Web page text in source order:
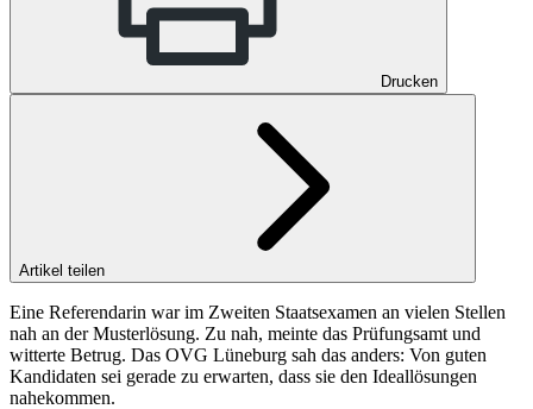
Drucken
Artikel teilen
Eine Referendarin war im Zweiten Staatsexamen an vielen Stellen
nah an der Musterlösung. Zu nah, meinte das Prüfungsamt und
witterte Betrug. Das OVG Lüneburg sah das anders: Von guten
Kandidaten sei gerade zu erwarten, dass sie den Ideallösungen
nahekommen.